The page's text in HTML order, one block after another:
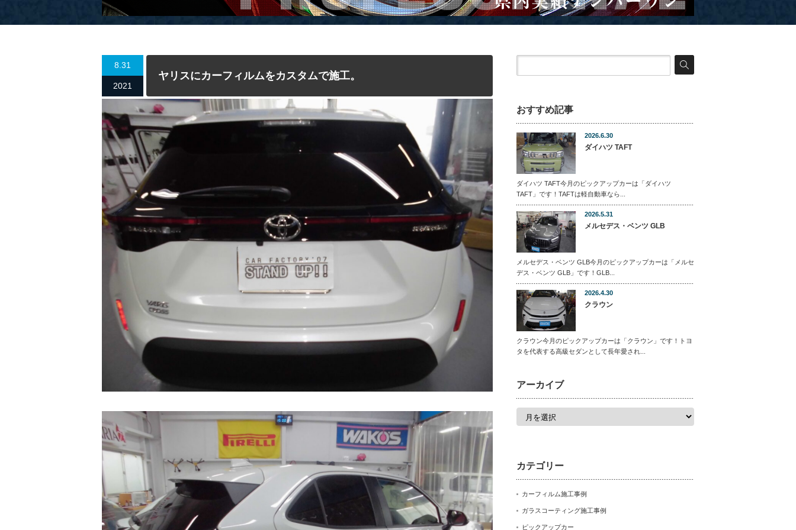
8.31
2021
ヤリスにカーフィルムをカスタムで施工。
おすすめ記事
2026.6.30
ダイハツ TAFT
ダイハツ TAFT今月のピックアップカーは「ダイハツ
TAFT」です！TAFTは軽自動車なら...
2026.5.31
メルセデス・ベンツ GLB
メルセデス・ベンツ GLB今月のピックアップカーは「メルセ
デス・ベンツ GLB」です！GLB...
2026.4.30
クラウン
クラウン今月のピックアップカーは「クラウン」です！トヨ
タを代表する高級セダンとして長年愛され...
アーカイブ
ア
カテゴリー
カーフィルム施工事例
ガラスコーティング施工事例
ピックアップカー